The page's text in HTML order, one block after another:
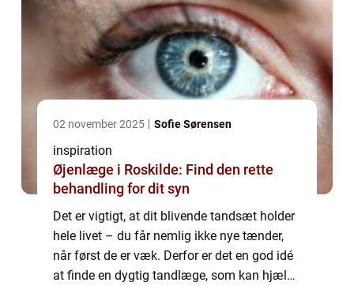
02 november 2025 Sofie Sørensen
inspiration
Øjenlæge i Roskilde: Find den rette
behandling for dit syn
Det er vigtigt, at dit blivende tandsæt holder
hele livet – du får nemlig ikke nye tænder,
når først de er væk. Derfor er det en god idé
at finde en dygtig tandlæge, som kan hjælpe